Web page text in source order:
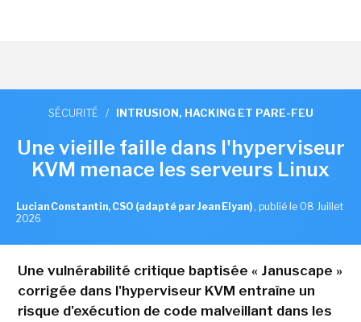
SÉCURITÉ / INTRUSION, HACKING ET PARE-FEU
Une vieille faille dans l'hyperviseur
KVM menace les serveurs Linux
Lucian Constantin, CSO (adapté par Jean Elyan) , publié le 08 Juillet
2026
Une vulnérabilité critique baptisée « Januscape »
corrigée dans l'hyperviseur KVM entraîne un
risque d'exécution de code malveillant dans les